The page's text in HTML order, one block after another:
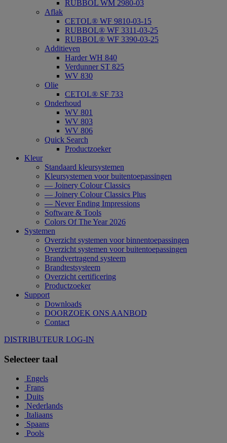
RUBBOL WM 2980-03
Aflak
CETOL® WF 9810-03-15
RUBBOL® WF 3311-03-25
RUBBOL® WF 3390-03-25
Additieven
Harder WH 840
Verdunner ST 825
WV 830
Olie
CETOL® SF 733
Onderhoud
WV 801
WV 803
WV 806
Quick Search
Productzoeker
Kleur
Standaard kleursystemen
Kleursystemen voor buitentoepassingen
— Joinery Colour Classics
— Joinery Colour Classics Plus
— Never Ending Impressions
Software & Tools
Colors Of The Year 2026
Systemen
Overzicht systemen voor binnentoepassingen
Overzicht systemen voor buitentoepassingen
Brandvertragend systeem
Brandtestsysteem
Overzicht certificering
Productzoeker
Support
Downloads
DOORZOEK ONS AANBOD
Contact
DISTRIBUTEUR LOG-IN
Selecteer taal
Engels
Frans
Duits
Nederlands
Italiaans
Spaans
Pools